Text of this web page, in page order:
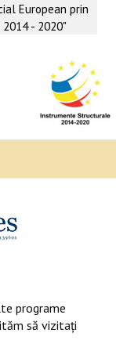
European prin
- 2020"
programe
să vizitaţi